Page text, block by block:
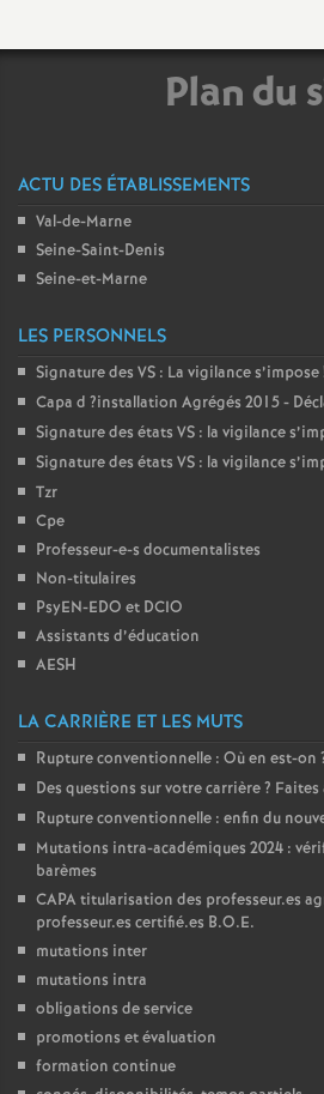
Plan du
ACTU DES ÉTABLISSEMENTS
Val-de-Marne
Seine-Saint-Denis
Seine-et-Marne
LES PERSONNELS
Signature des VS : La vigilance s’impose
Capa d ?installation Agrégés 2015 -
Signature des états VS : la vigilance
Signature des états VS : la vigilance
Tzr
Cpe
Professeur-e-s documentalistes
Non-titulaires
PsyEN-EDO et DCIO
Assistants d’éducation
AESH
LA CARRIÈRE ET LES MUTS
Rupture conventionnelle : Où en est-on
Des questions sur votre carrière? Faites
Rupture conventionnelle : enfin du
Mutations intra-académiques 2024 :
barèmes
CAPAtitularisation des professeur.es
professeur.es certifié.es B.O.E.
mutations inter
mutations intra
obligations de service
promotions et évaluation
formation continue